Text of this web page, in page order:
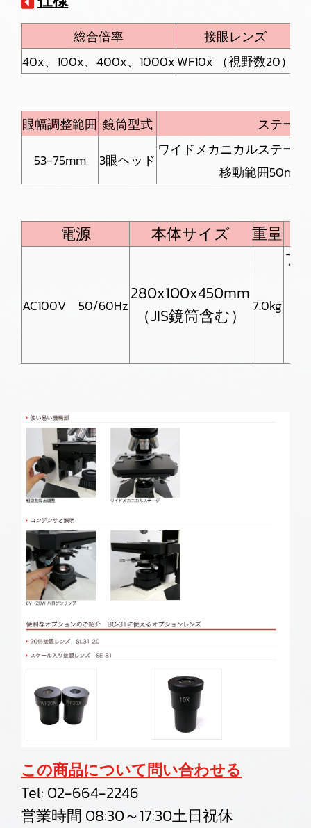
総合倍率
接眼レンズ
40x、100x、400x、1000xWF10x （視野数20）
眼幅調整範囲 鏡筒型式
ステージ
53-75mm
3眼ヘッド
ワイドメカニカルステー
移動範囲
電源 本体サイズ 重量
AC100V 50/60Hz
280x100x450mm
（JIS鏡筒含む）
7.0kg
フ
この商品について問い合わせる
Tel: 02-664-2246
営業時間 08:30～17:30土日祝休